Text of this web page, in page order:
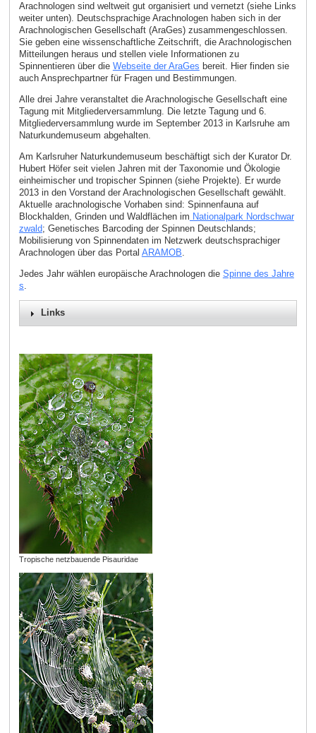
Arachnologen sind weltweit gut organisiert und vernetzt (siehe Links
weiter unten). Deutschsprachige Arachnologen haben sich in der
Arachnologischen Gesellschaft (AraGes) zusammengeschlossen.
Sie geben eine wissenschaftliche Zeitschrift, die Arachnologischen
Mitteilungen heraus und stellen viele Informationen zu
Spinnentieren über die Webseite der AraGes bereit. Hier finden sie
auch Ansprechpartner für Fragen und Bestimmungen.
Alle drei Jahre veranstaltet die Arachnologische Gesellschaft eine
Tagung mit Mitgliederversammlung. Die letzte Tagung und 6.
Mitgliederversammlung wurde im September 2013 in Karlsruhe am
Naturkundemuseum abgehalten.
Am Karlsruher Naturkundemuseum beschäftigt sich der Kurator Dr.
Hubert Höfer seit vielen Jahren mit der Taxonomie und Ökologie
einheimischer und tropischer Spinnen (siehe Projekte). Er wurde
2013 in den Vorstand der Arachnologischen Gesellschaft gewählt.
Aktuelle arachnologische Vorhaben sind: Spinnenfauna auf
Blockhalden, Grinden und Waldflächen im Nationalpark Nordschwar
zwald; Genetisches Barcoding der Spinnen Deutschlands;
Mobilisierung von Spinnendaten im Netzwerk deutschsprachiger
Arachnologen über das Portal ARAMOB
Jedes Jahr wählen europäische Arachnologen die Spinne des Jahre
s
Links
Tropische netzbauende Pisauridae